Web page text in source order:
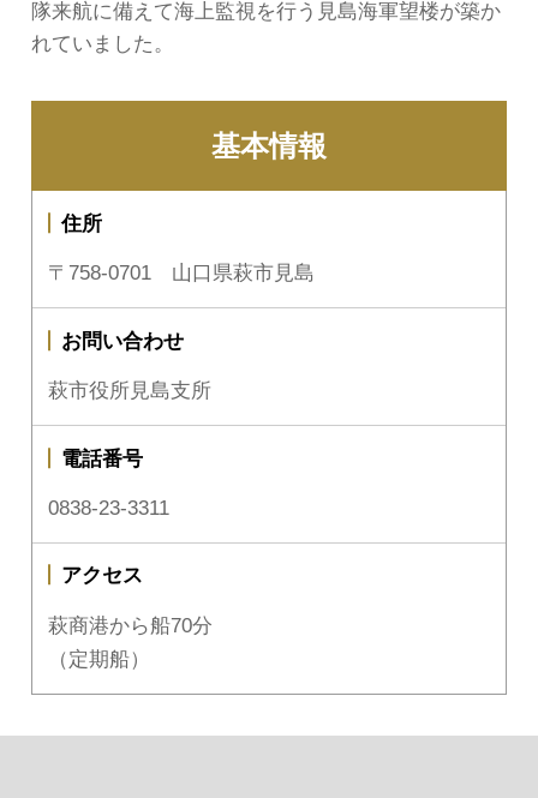
隊来航に備えて海上監視を行う見島海軍望楼が築か
れていました。
基本情報
住所
〒758-0701 山口県萩市見島
お問い合わせ
萩市役所見島支所
電話番号
0838-23-3311
アクセス
萩商港から船70分
（定期船）